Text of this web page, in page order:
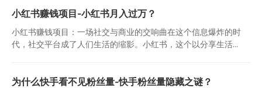
小红书赚钱项目-小红书月入过万？
小红书赚钱项目：一场社交与商业的交响曲在这个信息爆炸的时
代，社交平台成了人们生活的缩影。小红书，这个以分享生活...
为什么快手看不见粉丝量-快手粉丝量隐藏之谜？